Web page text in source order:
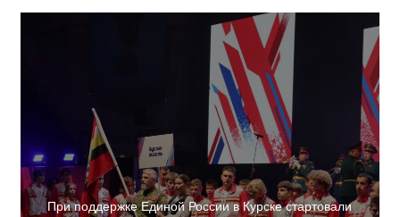
При поддержке Единой России в Курске стартовали